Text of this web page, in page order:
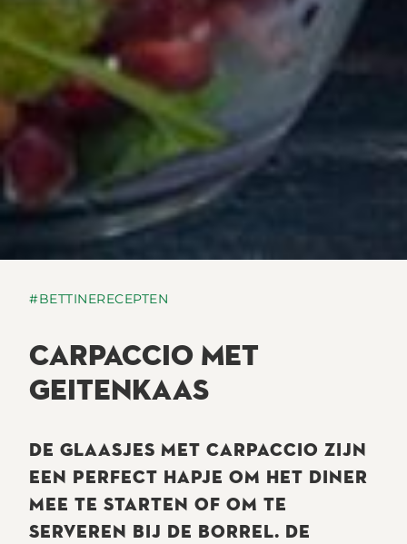
#BETTINERECEPTEN
CARPACCIO MET
GEITENKAAS
DE GLAASJES MET CARPACCIO ZIJN
EEN PERFECT HAPJE OM HET DINER
MEE TE STARTEN OF OM TE
SERVEREN BIJ DE BORREL. DE